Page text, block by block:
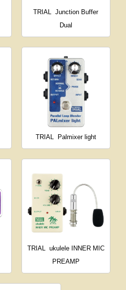
TRIAL Junction Buffer
Dual
TRIAL Palmixer light
TRIAL ukulele INNER MIC
PREAMP